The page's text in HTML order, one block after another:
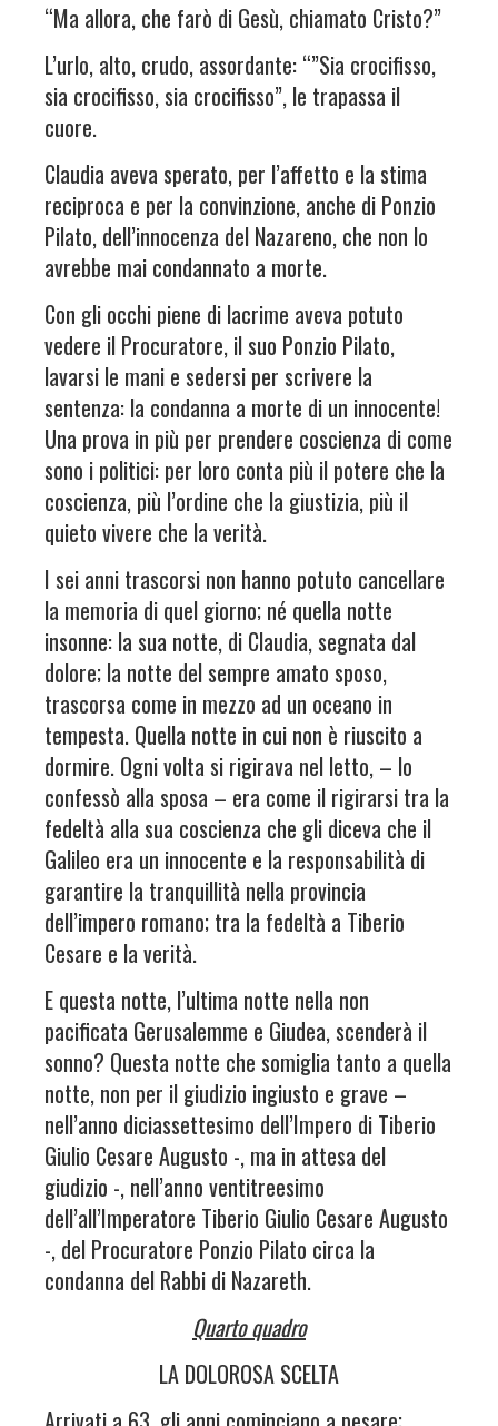
“Ma allora, che farò di Gesù, chiamato Cristo?”
L’urlo, alto, crudo, assordante: “”Sia crocifisso,
sia crocifisso, sia crocifisso”, le trapassa il
cuore.
Claudia aveva sperato, per l’affetto e la stima
reciproca e per la convinzione, anche di Ponzio
Pilato, dell’innocenza del Nazareno, che non lo
avrebbe mai condannato a morte.
Con gli occhi piene di lacrime aveva potuto
vedere il Procuratore, il suo Ponzio Pilato,
lavarsi le mani e sedersi per scrivere la
sentenza: la condanna a morte di un innocente!
Una prova in più per prendere coscienza di come
sono i politici: per loro conta più il potere che la
coscienza, più l’ordine che la giustizia, più il
quieto vivere che la verità.
I sei anni trascorsi non hanno potuto cancellare
la memoria di quel giorno; né quella notte
insonne: la sua notte, di Claudia, segnata dal
dolore; la notte del sempre amato sposo,
trascorsa come in mezzo ad un oceano in
tempesta. Quella notte in cui non è riuscito a
dormire. Ogni volta si rigirava nel letto, – lo
confessò alla sposa – era come il rigirarsi tra la
fedeltà alla sua coscienza che gli diceva che il
Galileo era un innocente e la responsabilità di
garantire la tranquillità nella provincia
dell’impero romano; tra la fedeltà a Tiberio
Cesare e la verità.
E questa notte, l’ultima notte nella non
pacificata Gerusalemme e Giudea, scenderà il
sonno? Questa notte che somiglia tanto a quella
notte, non per il giudizio ingiusto e grave –
nell’anno diciassettesimo dell’Impero di Tiberio
Giulio Cesare Augusto -, ma in attesa del
giudizio -, nell’anno ventitreesimo
dell’all’Imperatore Tiberio Giulio Cesare Augusto
-, del Procuratore Ponzio Pilato circa la
condanna del Rabbi di Nazareth.
Quarto quadro
LA DOLOROSA SCELTA